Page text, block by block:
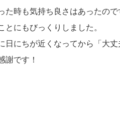
た時も気持ち良さはあったので
にもびっくりしました。
にちが近くなってから「大丈
謝です！